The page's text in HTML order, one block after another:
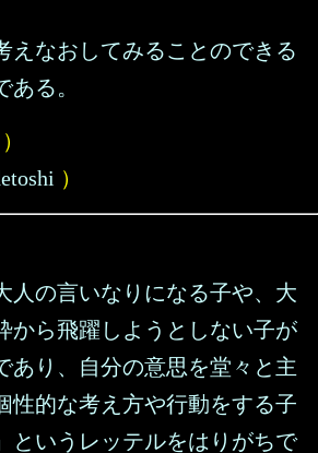
えなおしてみることのできる
ある。
）
）
人の言いなりになる子や、大
から飛躍しようとしない子が
あり、自分の意思を堂々と主
性的な考え方や行動をする子
というレッテルをはりがちで